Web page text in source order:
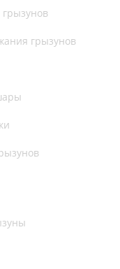
грызунов